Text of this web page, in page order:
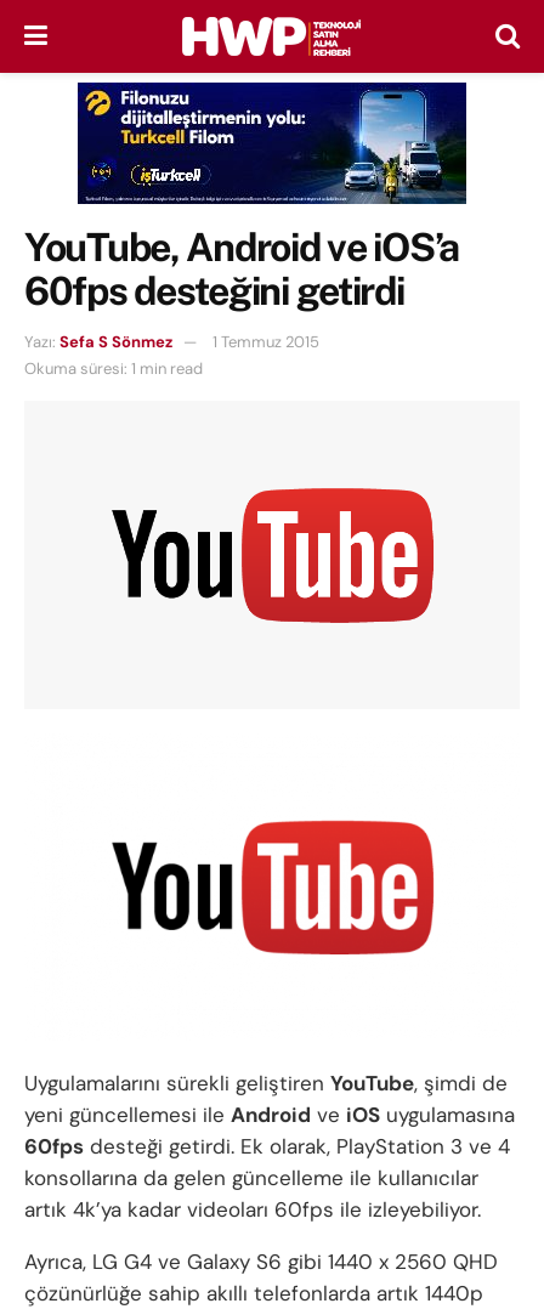
YouTube, Android ve iOS’a
60fps desteğini getirdi
Yazı: Sefa S Sönmez
1 Temmuz 2015
Okuma süresi: 1 min read
Uygulamalarını sürekli geliştiren YouTube, şimdi de
yeni güncellemesi ile Android ve iOS uygulamasına
60fps desteği getirdi. Ek olarak, PlayStation 3 ve 4
konsollarına da gelen güncelleme ile kullanıcılar
artık 4k’ya kadar videoları 60fps ile izleyebiliyor.
Ayrıca, LG G4 ve Galaxy S6 gibi 1440 x 2560 QHD
çözünürlüğe sahip akıllı telefonlarda artık 1440p